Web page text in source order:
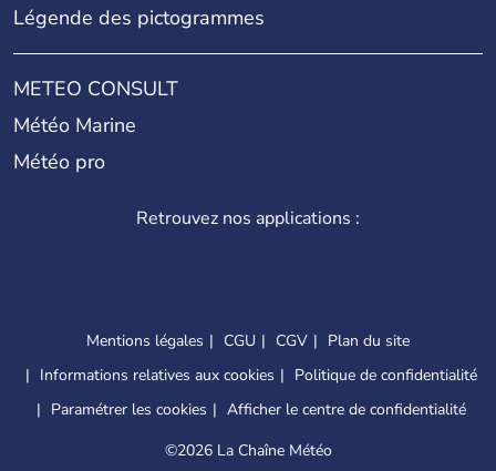
Légende des pictogrammes
METEO CONSULT
Météo Marine
Météo pro
Retrouvez nos applications :
Mentions légales CGU CGV
Plan du site
Informations relatives aux cookies
Politique de confidentialité
Paramétrer les cookies
Afficher le centre de confidentialité
©2026 La Chaîne Météo